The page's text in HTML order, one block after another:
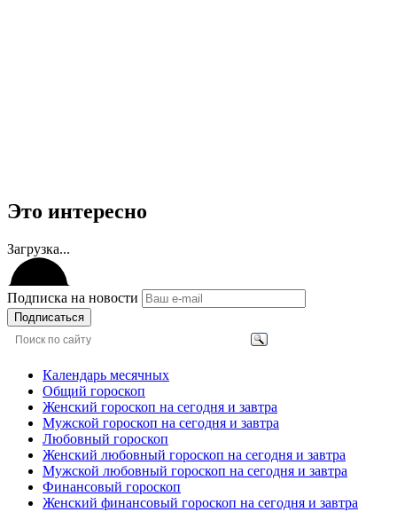
Это интересно
Загрузка...
Подписка на новости
Подписаться
Календарь месячных
Общий гороскоп
Женский гороскоп на сегодня и завтра
Мужской гороскоп на сегодня и завтра
Любовный гороскоп
Женский любовный гороскоп на сегодня и завтра
Мужской любовный гороскоп на сегодня и завтра
Финансовый гороскоп
Женский финансовый гороскоп на сегодня и завтра